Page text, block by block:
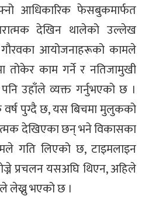
आधिकारिक फेसबुकमार्फत
देखिन थालेको उल्लेख
गौरवका आयोजनाहरूको कामले
तोकेर काम गर्ने र नतिजामुखी
उहाँले व्यक्त गर्नुभएको छ ।
पुग्दै छ, यस बिचमा मुलुकको
देखिएका छन् भने विकासका
गति लिएको छ, टाइमलाइन
प्रचलन यसअघि थिएन, अहिले
लेख्नु भएको छ ।